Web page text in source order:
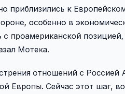
приблизились к
особенно в
проамериканской
Мотека.
отношений с
Европы. Сейчас этот шаг,